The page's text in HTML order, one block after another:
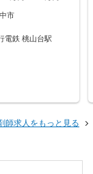
市
電鉄 桃山台駅
師求人をもっと見る